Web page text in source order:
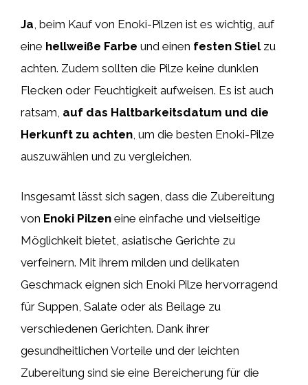
Ja, beim Kauf von Enoki-Pilzen ist es wichtig, auf
eine hellweiße Farbe und einen festen Stielzu
achten. Zudem sollten die Pilze keine dunklen
Flecken oder Feuchtigkeit aufweisen. Es ist auch
ratsam, auf das Haltbarkeitsdatum und die
Herkunft zu achten, um die besten Enoki-Pilze
auszuwählen und zu vergleichen.
Insgesamt lässt sich sagen, dass die Zubereitung
von Enoki Pilzen eine einfache und vielseitige
Möglichkeit bietet, asiatische Gerichte zu
verfeinern. Mit ihrem milden und delikaten
Geschmack eignen sich Enoki Pilze hervorragend
für Suppen, Salate oder als Beilage zu
verschiedenen Gerichten. Dank ihrer
gesundheitlichen Vorteile und der leichten
Zubereitung sind sie eine Bereicherung für die